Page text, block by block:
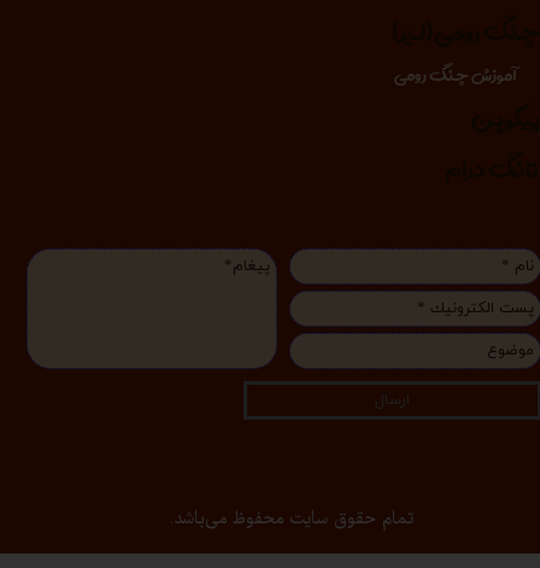
تمام حقوق سایت محفوظ می‌باشد.
ارسال
آموزش چنگ رومی